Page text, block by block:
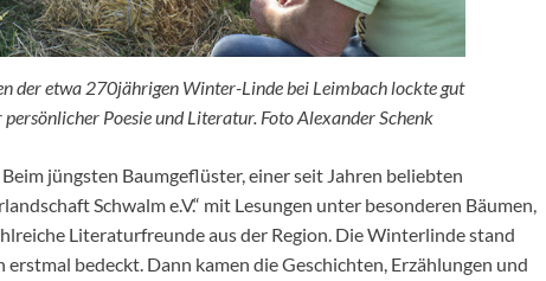
der etwa 270jährigen Winter-Linde bei Leimbach lockte gut
Poesie und Literatur. Foto Alexander Schenk
jüngsten Baumgeflüster, einer seit Jahren beliebten
Schwalm e.V.“ mit Lesungen unter besonderen Bäumen,
Literaturfreunde aus der Region. Die Winterlinde stand
bedeckt. Dann kamen die Geschichten, Erzählungen und